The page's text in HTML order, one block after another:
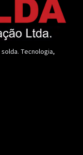
Tecnologia,